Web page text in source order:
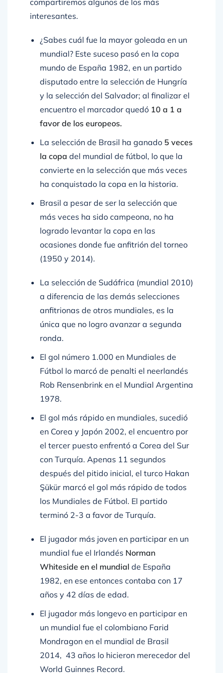
interesantes.
mundial? Este suceso pasó en la copa
mundo de España 1982, en un partido
disputado entre la selección de Hungría
y la selección del Salvador; al finalizar el
encuentro el marcador quedó 10 a 1 a
favor de los europeos.
la copadel mundial de fútbol, lo que la
convierte en la selección que más veces
ha conquistado la copa en la historia.
más veces ha sido campeona, no ha
logrado levantar la copa en las
ocasiones donde fue anfitrión del torneo
(1950 y 2014).
a diferencia de las demás selecciones
anfitrionas de otros mundiales, es la
única que no logro avanzar a segunda
ronda.
Fútbol lo marcó de penalti el neerlandés
Rob Rensenbrink en elMundial Argentina
1978.
enCorea y Japón 2002, el encuentro por
el tercer puesto enfrentó a Corea del Sur
con Turquía. Apenas 11 segundos
después del pitido inicial, el turco Hakan
Şükür marcó el gol más rápido de todos
los Mundiales de Fútbol. El partido
terminó 2-3 a favor de Turquía.
mundial fue el IrlandésNorman
Whiteside en el mundialde España
1982, en ese entonces contaba con 17
años y 42 días de edad.
un mundial fue el colombiano Farid
Mondragon en el mundial de Brasil
2014, 43 años lo hicieron merecedor del
World Guinnes Record.